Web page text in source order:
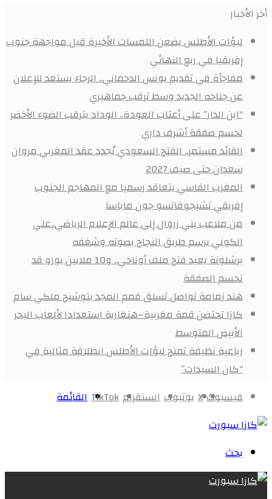
أخر الأخبار
لبؤات الأطلس يضعن اللمسات الأخيرة قبل مواجهة جنوب
إفريقيا في ربع النهائي
مفاجأة في تقديم يونس الدحماني.. الرجاء يستعد للإعلان
عن جناحه الجديد وسط ترقب جماهيري
“ابن الدار” على أعتاب العودة.. الوداد يترقب الضوء الأخضر
لحسم صفقة أشرف داري
القائد مستمر.. الفتح السعودي يُجدد عقد المغربي مروان
سعدان حتى صيف 2027
المغرب الفاسي يتعاقد رسميا مع المهاجم الجنوب
إفريقي تشيجوفاتسو جون ماباسا
من ملاعب بني زروال إلى عالم الإعلام الرياضي..علي
الكوني يرسم طريق النجاح بصوته وشغفه
برشلونة يعيد فتح ملف أوناحي.. و10 ملايين يورو قد
تحسم الصفقة
هند زمامة تواصل تسلق قمم المجد بتوشيح ملكي سام
كازا تحتضن قمة مغربية–هنغارية استعدادا لألعاب البحر
الأبيض المتوسط
رباعية نظيفة تمنح لبؤات الأطلس انطلاقة مثالية في
“كان السيدات”
فيسبوك X يوتيوب انستقرام ‫TikTok القائمة
بحث